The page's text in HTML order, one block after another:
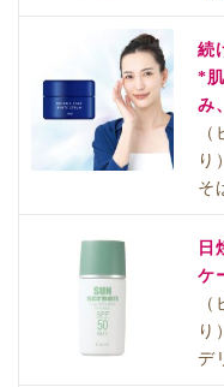
続
*
み
り
そ
日
ケ
り
デ